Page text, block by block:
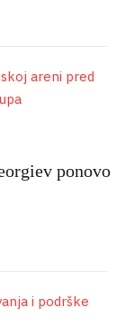
ponovo